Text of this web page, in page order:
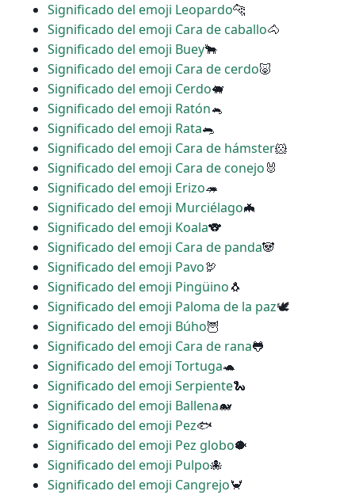
Significado del emoji Leopardo🐆
Significado del emoji Cara de caballo🐴
Significado del emoji Buey🐂
Significado del emoji Cara de cerdo🐷
Significado del emoji Cerdo🐖
Significado del emoji Ratón🐁
Significado del emoji Rata🐀
Significado del emoji Cara de hámster🐹
Significado del emoji Cara de conejo🐰
Significado del emoji Erizo🦔
Significado del emoji Murciélago🦇
Significado del emoji Koala🐨
Significado del emoji Cara de panda🐼
Significado del emoji Pavo🦃
Significado del emoji Pingüino🐧
Significado del emoji Paloma de la paz🕊
Significado del emoji Búho🦉
Significado del emoji Cara de rana🐸
Significado del emoji Tortuga🐢
Significado del emoji Serpiente🐍
Significado del emoji Ballena🐋
Significado del emoji Pez🐟
Significado del emoji Pez globo🐡
Significado del emoji Pulpo🐙
Significado del emoji Cangrejo🦀